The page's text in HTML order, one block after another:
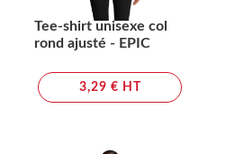
Tee-shirt unisexe col
rond ajusté - EPIC
3,29 € HT